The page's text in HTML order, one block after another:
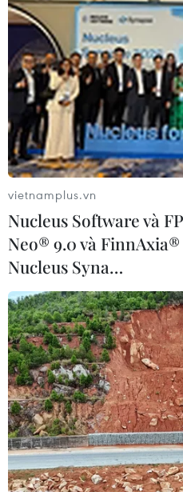
đồng cho mỗi trường hợp.
Bắt giữ Trưởng
Thanh Hóa cưỡng
20/03/2020 07:07
Ông Nguyễn Ngọc Đính
của khách sạn Lam Kinh
muốn được giải quyết,
ông Đính 100 triệu đồng.
vietnamplus.vn
Nucleus Software và
Neo® 9.0 và
Nucleus Syna…